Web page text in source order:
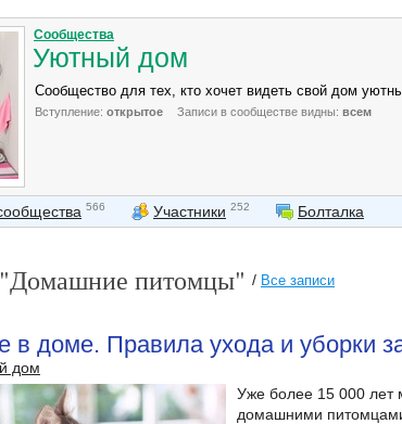
Сообщества
Уютный дом
Сообщество для тех, кто хочет видеть свой дом
Вступление: открытое Записи в сообществе видны: всем
566 Участники 252 Болталка
питомцы" / Все записи
в доме. Правила ухода и уборки
дом
Уже более 15 000 лет
домашними